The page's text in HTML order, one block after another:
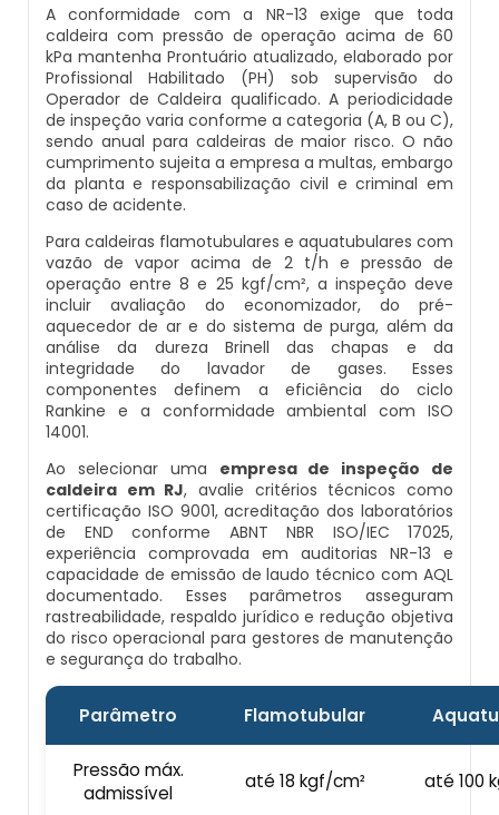
Curso Operação De Caldeira
Curso Treinamento De Segurança Na Operação
Caldeiras
Economizador Para Caldeiras
Empresa De Serviços Caldeiraria
Fabricante De Tubos Para Caldeira
Fabricantes De Caldeiras Industriais
Peças Para Caldeira
Pré Aquecedor De Ar Para Caldeira
Preço Caldeiras
Preço Caldeiras Industriais
Prestação De Serviços De Caldeiraria
Queimador Caldeira Diesel
Queimador Para Caldeira A Diesel
Inspeção Periodica Em Caldeiras
Manutenção E Inspeção De Caldeiras
Plano De Inspeção De Caldeiras
Prestadores De Serviços Em Inspeção De
Profissionais Para Inspecionar Caldeiras
Profissionais Que Inspecionam Caldeiras
Profissional Habilitado Para Inspeção De
Serviço De Inspeção De Caldeiras
Valor De Inspeção De Caldeiras
Manutenção De Caldeiras A Gasóleo Rj
Manutenção De Caldeiras Em Rj
Serviço De Manutenção De Caldeiras Rj
Manutenção E Inspeção De Caldeiras Rj
Manutenção Em Caldeiras Industriais Em Rj
Montagem De Caldeiras Empresa
Preço Montagem De Caldeira A Gás
Preço Montagem De Caldeira A Lenha
Preço Montagem De Caldeira A Vapor
Preço Montagem De Caldeira De Aquecimento
Preço Montagem De Caldeira Gás Natural
Preço Montagem De Caldeira Gás Roca
Preço Montagem De Caldeiras
Preço Montagem De Caldeiras Aquatubulares
Preço Montagem De Caldeiras Flamotubulares
Prestação De Serviços Montagem De Caldeiras
Serviço De Montagem De Caldeiras
Instalação De Caldeiras
Fabricante De Caldeira A Vapor
Ferro Com Caldeira A Vapor
Fornecedor De Caldeira A Vapor
Peças Para Caldeira A Vapor
Preço Caldeira A Vapor
Queimadores Para Caldeira A Vapor
Caldeira Geradora De Vapor
Caldeira Industrial A Vapor
Mini Caldeira Geradora De Vapor
Caldeira Para Geração De Vapor
Mini Caldeira A Vapor
Caldeira A Vapor E Geração De Energia Elétrica
Serviço De Manutenção Caldeira A Gás
Valor Caldeira A Gás
Venda Caldeira A Gás
Melhor Caldeira Gás Natural
Caldeiras A Gás Natural Condensação Preços
A conformidade com a NR-13 exige que toda
caldeira com pressão de operação acima de 60
kPa mantenha Prontuário atualizado, elaborado por
Profissional Habilitado (PH) sob supervisão do
Operador de Caldeira qualificado. A periodicidade
de inspeção varia conforme a categoria (A, B ou C),
sendo anual para caldeiras de maior risco. O não
cumprimento sujeita a empresa a multas, embargo
da planta e responsabilização civil e criminal em
caso de acidente.
Para caldeiras flamotubulares e aquatubulares com
vazão de vapor acima de 2 t/h e pressão de
operação entre 8 e 25 kgf/cm², a inspeção deve
incluir avaliação do economizador, do pré-
aquecedor de ar e do sistema de purga, além da
análise da dureza Brinell das chapas e da
integridade do lavador de gases. Esses
componentes definem a eficiência do ciclo
Rankine e a conformidade ambiental com ISO
14001.
Ao selecionar uma empresa de inspeção de
caldeira em RJ, avalie critérios técnicos como
certificação ISO 9001, acreditação dos laboratórios
de END conforme ABNT NBR ISO/IEC 17025,
experiência comprovada em auditorias NR-13 e
capacidade de emissão de laudo técnico com AQL
documentado. Esses parâmetros asseguram
rastreabilidade, respaldo jurídico e redução objetiva
do risco operacional para gestores de manutenção
e segurança do trabalho.
Parâmetro Flamotubular
Pressão máx.
admissível
até 18 kgf/cm² até 100